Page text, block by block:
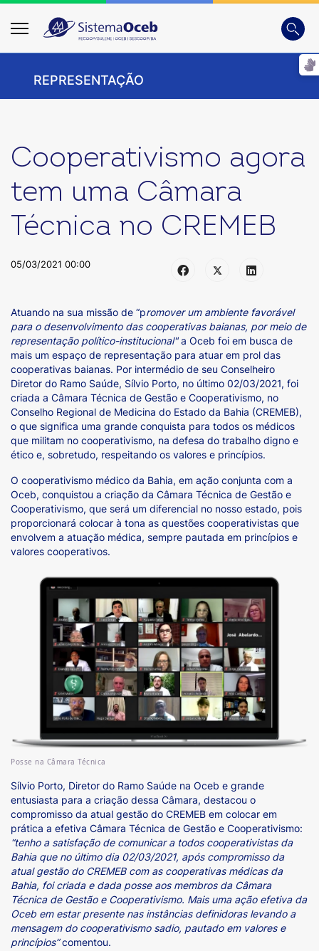
Busca
REPRESENTAÇÃO
Cooperativismo agora
tem uma Câmara
Técnica no CREMEB
05/03/2021 00:00
Atuando na sua missão de “promover um ambiente favorável
para o desenvolvimento das cooperativas baianas, por meio de
representação político-institucional"a Oceb foi em busca de
mais um espaço de representação para atuar em prol das
cooperativas baianas. Por intermédio de seu Conselheiro
Diretor do Ramo Saúde, Sílvio Porto, no último 02/03/2021, foi
criada a Câmara Técnica de Gestão e Cooperativismo, no
Conselho Regional de Medicina do Estado da Bahia (CREMEB),
o que significa uma grande conquista para todos os médicos
que militam no cooperativismo, na defesa do trabalho digno e
ético e, sobretudo, respeitando os valores e princípios.
O cooperativismo médico da Bahia, em ação conjunta com a
Oceb, conquistou a criação da Câmara Técnica de Gestão e
Cooperativismo, que será um diferencial no nosso estado, pois
proporcionará colocar à tona as questões cooperativistas que
envolvem a atuação médica, sempre pautada em princípios e
valores cooperativos.
Posse na Câmara Técnica
Sílvio Porto, Diretor do Ramo Saúde na Oceb e grande
entusiasta para a criação dessa Câmara, destacou o
compromisso da atual gestão do CREMEB em colocar em
prática a efetiva Câmara Técnica de Gestão e Cooperativismo:
“tenho a satisfação de comunicar a todos cooperativistas da
Bahia que no último dia 02/03/2021, após compromisso da
atual gestão do CREMEB com as cooperativas médicas da
Bahia, foi criada e dada posse aos membros da Câmara
Técnica de Gestão e Cooperativismo. Mais uma ação efetiva da
Oceb em estar presente nas instâncias definidoras levando a
mensagem do cooperativismo sadio, pautado em valores e
princípios”comentou.